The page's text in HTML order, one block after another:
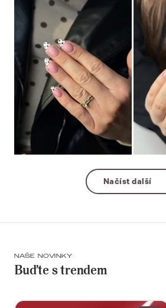
Načíst další
NAŠE NOVINKY
Buďte s trendem